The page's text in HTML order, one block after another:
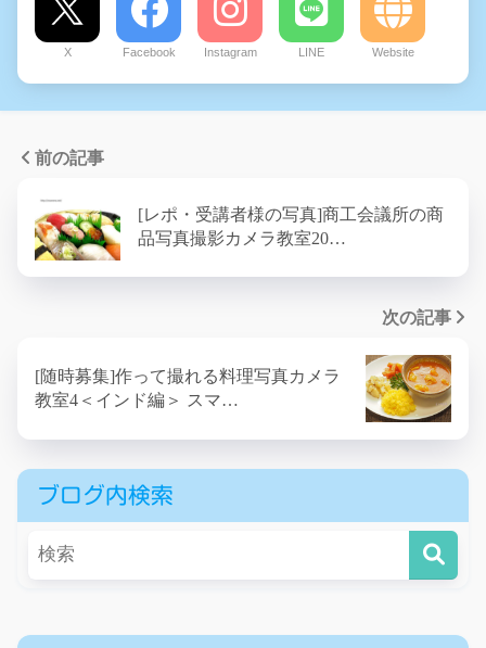
X Facebook Instagram LINE Website
前の記事
[レポ・受講者様の写真]商工会議所の商
品写真撮影カメラ教室20…
次の記事
[随時募集]作って撮れる料理写真カメラ
教室4＜インド編＞ スマ…
ブログ内検索